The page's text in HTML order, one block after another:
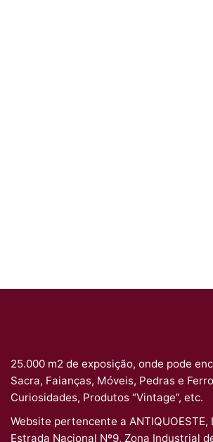
25.000 m2 de exposição, onde pode
Sacra, Faianças, Móveis, Pedras e
Curiosidades, Produtos “Vintage”, etc.
Website pertencente a ANTIQUOESTE,
Estrada Nacional Nº9, Zona Industrial